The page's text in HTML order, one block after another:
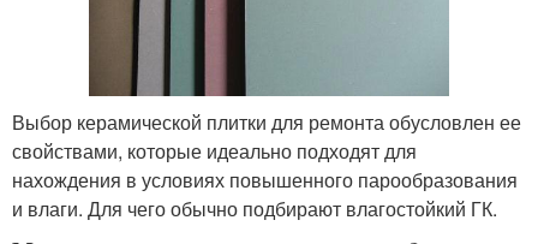
Выбор керамической плитки для ремонта обусловлен ее
свойствами, которые идеально подходят для
нахождения в условиях повышенного парообразования
и влаги. Для чего обычно подбирают влагостойкий ГК.